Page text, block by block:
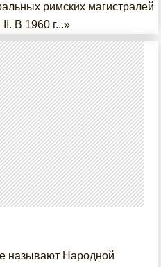
римских магистралей
В 1960 г...»
называют Народной